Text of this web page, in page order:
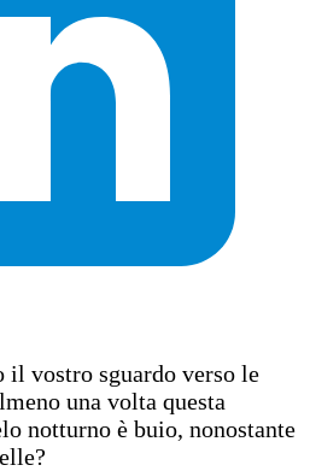
il vostro sguardo verso le
una volta questa
notturno è buio, nonostante